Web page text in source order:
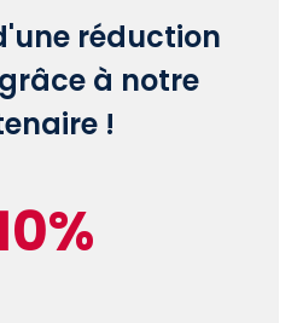
réduction
à notre
!